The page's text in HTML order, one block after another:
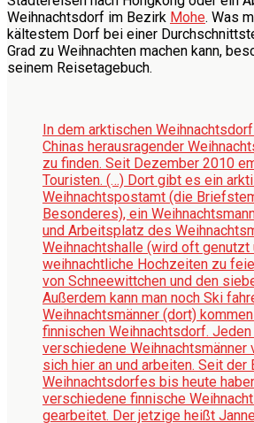
Weihnachtsdorf im Bezirk Mohe. Was
kältestem Dorf bei einer
Grad zu Weihnachten machen kann,
seinem Reisetagebuch.
In dem arktischen
Chinas herausragender
zu finden. Seit Dezember 2010
Touristen. (…) Dort gibt es ein
Weihnachtspostamt (die
Besonderes), ein
und Arbeitsplatz des
Weihnachtshalle (wird oft genutzt
weihnachtliche Hochzeiten zu
von Schneewittchen und den
Außerdem kann man noch Ski
Weihnachtsmänner (dort)
finnischen Weihnachtsdorf.
verschiedene Weihnachtsmänner
sich hier an und arbeiten. Seit der
Weihnachtsdorfes bis heute
verschiedene finnische
gearbeitet. Der jetzige heißt